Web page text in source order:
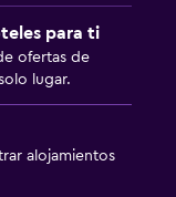
para ti
ofertas de
lugar.
alojamientos